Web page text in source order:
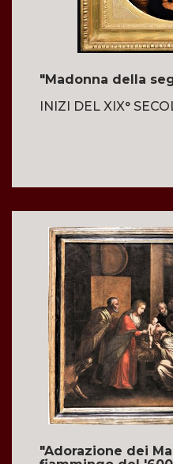
"Madonna della
INIZI DEL XIX°
"Adorazione dei